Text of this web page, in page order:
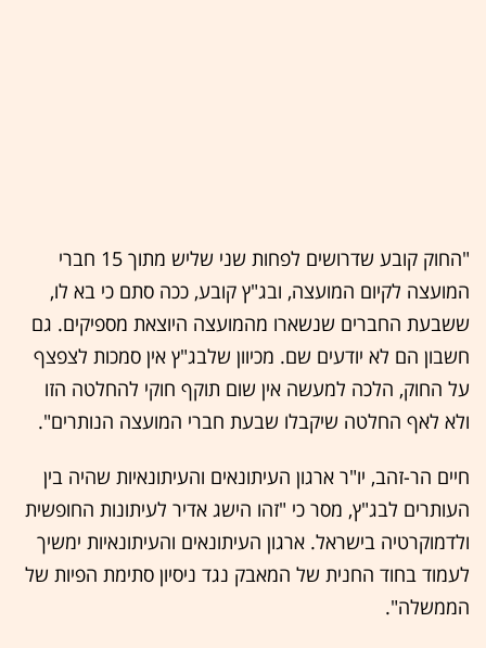
"החוק קובע שדרושים לפחות שני שליש מתוך 15 חברי
המועצה לקיום המועצה, ובג"ץ קובע, ככה סתם כי בא לו,
ששבעת החברים שנשארו מהמועצה היוצאת מספיקים. גם
חשבון הם לא יודעים שם. מכיוון שלבג"ץ אין סמכות לצפצף
על החוק, הלכה למעשה אין שום תוקף חוקי להחלטה הזו
ולא לאף החלטה שיקבלו שבעת חברי המועצה הנותרים".
חיים הר-זהב, יו"ר ארגון העיתונאים והעיתונאיות שהיה בין
העותרים לבג"ץ, מסר כי "זהו הישג אדיר לעיתונות החופשית
ולדמוקרטיה בישראל. ארגון העיתונאים והעיתונאיות ימשיך
לעמוד בחוד החנית של המאבק נגד ניסיון סתימת הפיות של
הממשלה".